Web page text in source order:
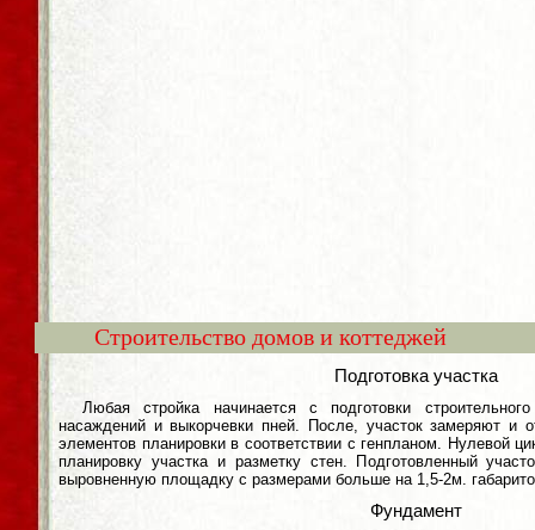
Строительство домов и коттеджей
Подготовка участка
Любая стройка начинается с подготовки
насаждений и выкорчевки пней. После, участок замеряют и
элементов планировки в соответствии с генпланом. Нулевой
планировку участка и разметку стен. Подготовленный
выровненную площадку с размерами больше на 1,5-2м.
Фундамент